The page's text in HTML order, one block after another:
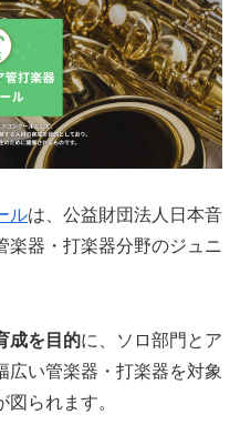
ルは、公益財団法人日本音
楽器・打楽器分野のジュニ
成を目的に、ソロ部門とア
広い管楽器・打楽器を対象
られます。